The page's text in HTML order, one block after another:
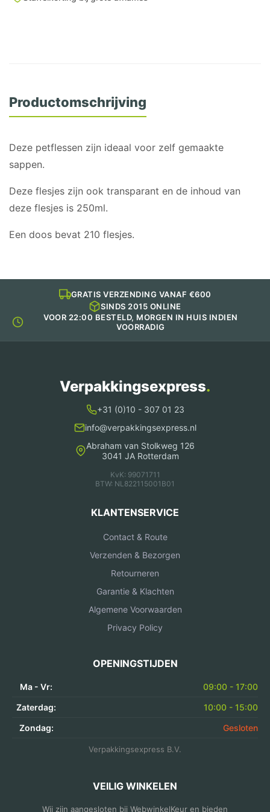
supermarkten, verswinkels, delicatessenzaken,
Productomschrijving
Deze petflessen zijn ideaal voor zelf gemaakte
sappen.
Deze flesjes zijn ook transparant en de inhoud van
deze flesjes is 250ml.
Een doos bevat 210 flesjes.
GRATIS VERZENDING VANAF €600
SINDS 2015 ONLINE
VOOR 22:00 BESTELD, MORGEN IN HUIS INDIEN
VOORRADIG
Verpakkingsexpress.
+31 (0)10 - 307 01 23
info@verpakkingsexpress.nl
Abraham van Stolkweg 126
3041 JA Rotterdam
KvK: 99071711
BTW: NL822115001B01
KLANTENSERVICE
Contact & Route
Verzenden & Bezorgen
Retourneren
Garantie & Klachten
Algemene Voorwaarden
Privacy Policy
OPENINGSTIJDEN
Ma - Vr:
09:00 - 17:00
Zaterdag:
10:00 - 15:00
Zondag:
Gesloten
Verpakkingsexpress B.V.
VEILIG WINKELEN
Wij zijn aangesloten bij WebwinkelKeur en bieden